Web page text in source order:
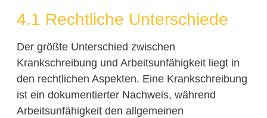
4.1 Rechtliche Unterschiede
Der größte Unterschied zwischen
Krankschreibung und Arbeitsunfähigkeit liegt in
den rechtlichen Aspekten. Eine Krankschreibung
ist ein dokumentierter Nachweis, während
Arbeitsunfähigkeit den allgemeinen